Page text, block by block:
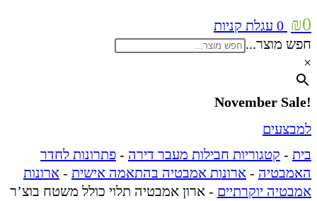
₪0
0 עגלת קניות
חפש מוצר...
×
!November Sale
למבצעים
בית - קטגוריות חבילות מעבר דירה - פתרונות לחדר
האמבטיה - ארונות אמבטיה בהתאמה אישית - ארונות
אמבטיה יוקרתיים - ארון אמבטיה תלוי כולל משטח בוצ’ר